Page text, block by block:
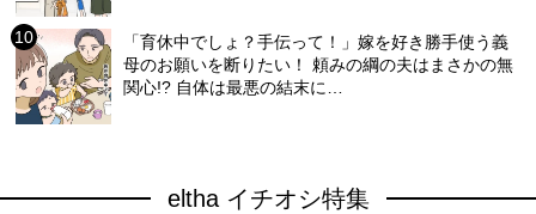
「育休中でしょ？手伝って！」嫁を好き勝手使う義
母のお願いを断りたい！ 頼みの綱の夫はまさかの無
関心!? 自体は最悪の結末に…
eltha イチオシ特集